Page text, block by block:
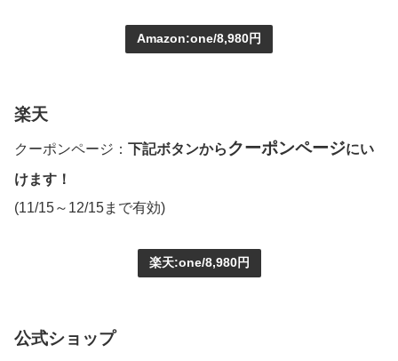
Amazon:one/8,980円
楽天
クーポンページ： 下記ボタンからクーポンページにい
けます！
(11/15～12/15まで有効)
楽天:one/8,980円
公式ショップ